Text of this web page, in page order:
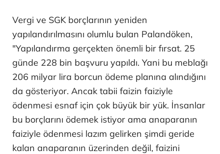
Vergi ve SGK borçlarının yeniden
yapılandırılmasını olumlu bulan Palandöken,
"Yapılandırma gerçekten önemli bir fırsat. 25
günde 228 bin başvuru yapıldı. Yani bu meblağı
206 milyar lira borcun ödeme planına alındığını
da gösteriyor. Ancak tabii faizin faiziyle
ödenmesi esnaf için çok büyük bir yük. İnsanlar
bu borçlarını ödemek istiyor ama anaparanın
faiziyle ödenmesi lazım gelirken şimdi geride
kalan anaparanın üzerinden değil, faizini